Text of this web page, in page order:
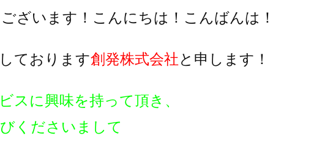
ざいます！こんにちは！こんばんは！
しております創発株式会社と申します！
スに興味を持って頂き、
くださいまして